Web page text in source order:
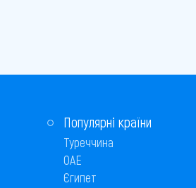
Популярні країни
Туреччина
ОАЕ
Єгипет